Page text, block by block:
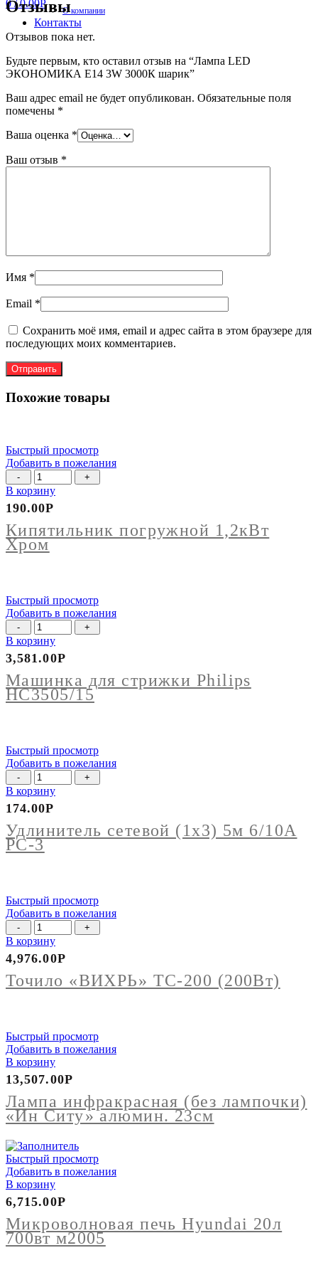
0/ 0.00Р
О компании
Контакты
Отзывы
Отзывов пока нет.
Будьте первым, кто оставил отзыв на “Лампа LED
ЭКОНОМИКА Е14 3W 3000К шарик”
Ваш адрес email не будет опубликован. Обязательные поля
помечены *
Ваша оценка *
Ваш отзыв *
Имя *
Email *
Сохранить моё имя, email и адрес сайта в этом браузере для
последующих моих комментариев.
Похожие товары
Быстрый просмотр
Добавить в пожелания
Количество
товара
Кипятильник
погружной
1,2кВт
Хром
В корзину
Кипятильник погружной 1,2кВт
Хром
190.00Р
Быстрый просмотр
Добавить в пожелания
Количество
товара
Машинка
для
стрижки
Philips
НС3505/15
В корзину
Машинка для стрижки Philips
НС3505/15
3,581.00Р
Быстрый просмотр
Добавить в пожелания
Количество
товара
Удлинитель
сетевой
(1х3)
5м
6/10А
В корзину
Удлинитель сетевой (1х3) 5м 6/10А
РС-3
174.00Р
Быстрый просмотр
Добавить в пожелания
Количество
товара
Точило
"ВИХРЬ"
ТС-200
(200Вт)
В корзину
Точило «ВИХРЬ» ТС-200 (200Вт)
4,976.00Р
Быстрый просмотр
Добавить в пожелания
В корзину
Лампа инфракрасная (без лампочки)
«Ин Ситу» алюмин. 23см
13,507.00Р
Быстрый просмотр
Добавить в пожелания
В корзину
Микроволновая печь Hyundai 20л
700вт м2005
6,715.00Р